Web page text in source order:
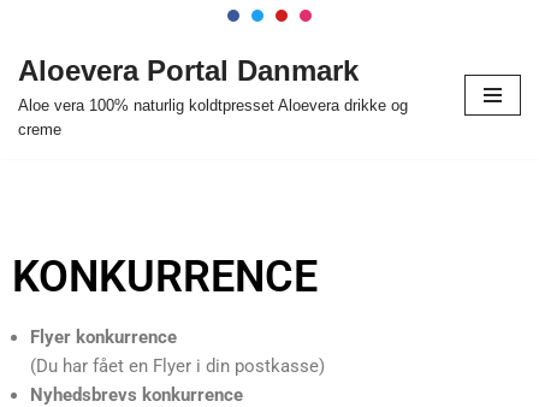
Spring
indhold
Aloevera Portal Danmark
Aloe vera 100% naturlig koldtpresset Aloevera drikke og
creme
KONKURRENCE
Flyer konkurrence
(Du har fået en Flyer i din postkasse)
Nyhedsbrevs konkurrence